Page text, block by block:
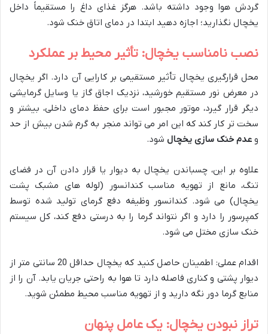
گردش هوا وجود داشته باشد. هرگز غذای داغ را مستقیماً داخل
یخچال نگذارید؛ اجازه دهید ابتدا در دمای اتاق خنک شود.
نصب نامناسب یخچال: تأثیر محیط بر عملکرد
محل قرارگیری یخچال تأثیر مستقیمی بر کارایی آن دارد. اگر یخچال
در معرض نور مستقیم خورشید، نزدیک اجاق گاز یا وسایل گرمایشی
دیگر قرار گیرد، موتور مجبور است برای حفظ دمای داخلی، بیشتر و
سخت تر کار کند که این امر می تواند منجر به گرم شدن بیش از حد
و عدم خنک سازی یخچال شود.
علاوه بر این، چسباندن یخچال به دیوار یا قرار دادن آن در فضای
تنگ، مانع از تهویه مناسب کندانسور (لوله های مشبک پشت
یخچال) می شود. کندانسور وظیفه دفع گرمای تولید شده توسط
کمپرسور را دارد و اگر نتواند گرما را به درستی دفع کند، کل سیستم
خنک سازی مختل می شود.
اقدام عملی: اطمینان حاصل کنید که یخچال حداقل 20 سانتی متر از
دیوار پشتی و کناری فاصله دارد تا هوا به راحتی جریان یابد. آن را از
منابع گرما دور نگه دارید و از تهویه مناسب محیط مطمئن شوید.
تراز نبودن یخچال: یک عامل پنهان